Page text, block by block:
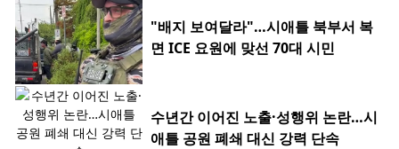
"배지 보여달라"…시애틀 북부서 복
면 ICE 요원에 맞선 70대 시민
수년간 이어진 노출·성행위 논란…시
애틀 공원 폐쇄 대신 강력 단속